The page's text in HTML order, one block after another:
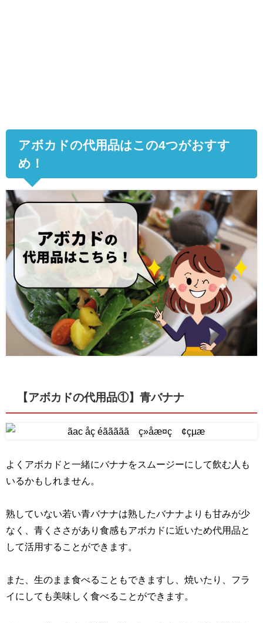
アボカドの代用品はこの4つがおすす
め！
【アボカドの代用品①】青バナナ
よくアボカドと一緒にバナナをスムージーにして飲む人も
いるかもしれません。
熟していない若い青バナナは熟したバナナよりも甘みが少
なく、青くささがあり食感もアボカドに近いため代用品と
して活用することができます。
また、生のまま食べることもできますし、焼いたり、フラ
イにしても美味しく食べることができます。